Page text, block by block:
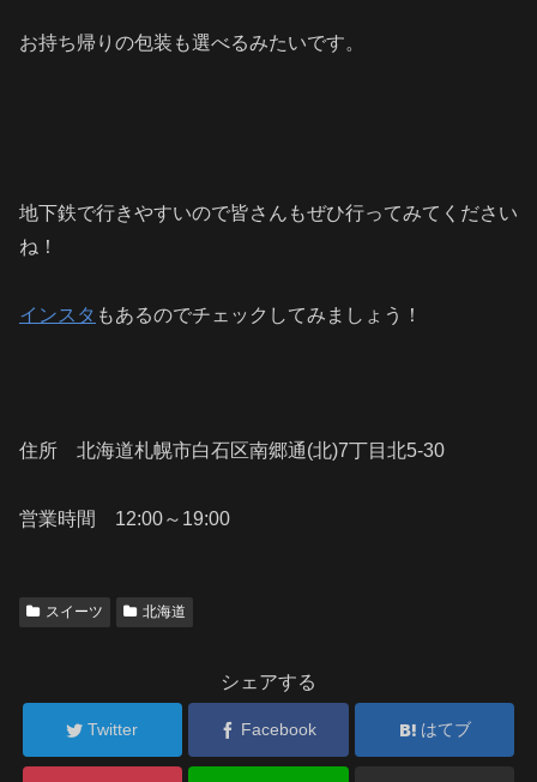
お持ち帰りの包装も選べるみたいです。
地下鉄で行きやすいので皆さんもぜひ行ってみてください
ね！
インスタ もあるのでチェックしてみましょう！
住所 北海道札幌市白石区南郷通(北)7丁目北5-30
営業時間 12:00～19:00
スイーツ 北海道
シェアする
Twitter Facebook はてブ